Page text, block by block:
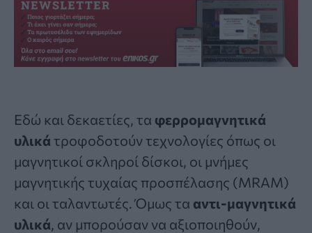
Εδώ και δεκαετίες, τα φερρομαγνητικά
υλικά τροφοδοτούν τεχνολογίες όπως οι
μαγνητικοί σκληροί δίσκοι, οι μνήμες
μαγνητικής τυχαίας προσπέλασης (MRAM)
και οι ταλαντωτές. Όμως τα αντι-μαγνητικά
υλικά, αν μπορούσαν να αξιοποιηθούν,